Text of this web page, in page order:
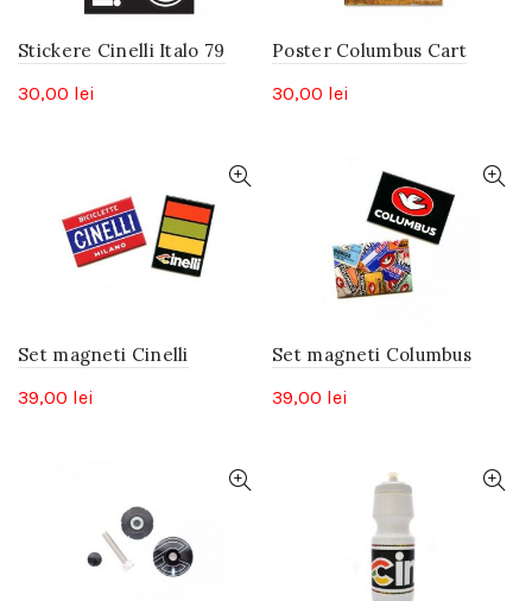
Stickere Cinelli Italo 79
30,00 lei
Poster Columbus Cart
30,00 lei
Set magneti Cinelli
39,00 lei
Set magneti Columbus
39,00 lei